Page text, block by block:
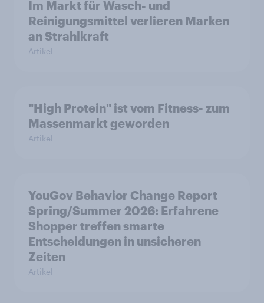
Im Markt für Wasch- und
Reinigungsmittel verlieren Marken
an Strahlkraft
Artikel
"High Protein" ist vom Fitness- zum
Massenmarkt geworden
Artikel
YouGov Behavior Change Report
Spring/Summer 2026: Erfahrene
Shopper treffen smarte
Entscheidungen in unsicheren
Zeiten
Artikel